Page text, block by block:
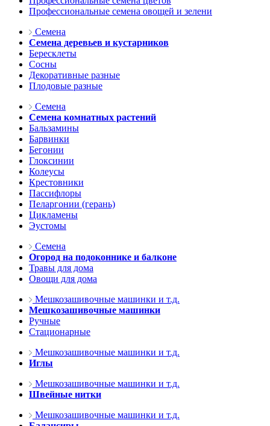
Профессиональные семена овощей и зелени
Семена
Семена деревьев и кустарников
Бересклеты
Сосны
Декоративные разные
Плодовые разные
Семена
Семена комнатных растений
Бальзамины
Барвинки
Бегонии
Глоксинии
Колеусы
Крестовники
Пассифлоры
Пеларгонии (герань)
Цикламены
Эустомы
Семена
Огород на подоконнике и балконе
Травы для дома
Овощи для дома
Мешкозашивочные машинки и т.д.
Мешкозашивочные машинки
Ручные
Стационарные
Мешкозашивочные машинки и т.д.
Иглы
Мешкозашивочные машинки и т.д.
Швейные нитки
Мешкозашивочные машинки и т.д.